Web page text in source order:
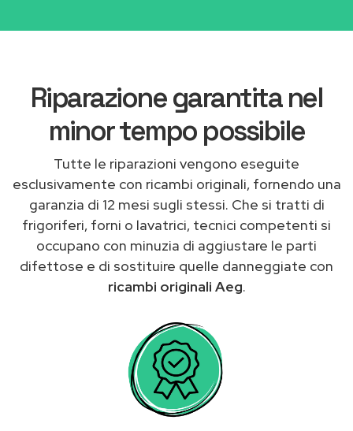
Riparazione garantita nel
minor tempo possibile
Tutte le riparazioni vengono eseguite
esclusivamente con ricambi originali, fornendo una
garanzia di 12 mesi sugli stessi. Che si tratti di
frigoriferi, forni o lavatrici, tecnici competenti si
occupano con minuzia di aggiustare le parti
difettose e di sostituire quelle danneggiate con
ricambi originali Aeg.